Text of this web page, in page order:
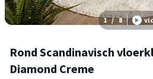
1 / 8
Rond Scandinavisch
Diamond Creme